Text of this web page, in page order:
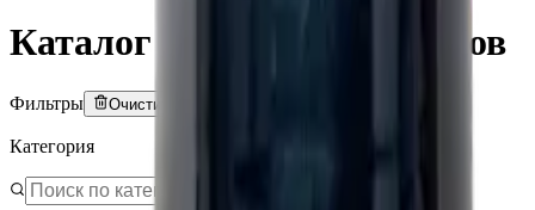
Каталог витаминов и БАДов
Фильтры Очистить всё
Категория